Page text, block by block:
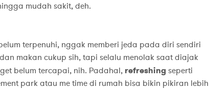
mudah sakit, deh.
terpenuhi, nggak memberi jeda pada diri sendiri
makan cukup sih, tapi selalu menolak saat diajak
belum tercapai, nih. Padahal, refreshingseperti
park atau me time di rumah bisa bikin pikiran lebih